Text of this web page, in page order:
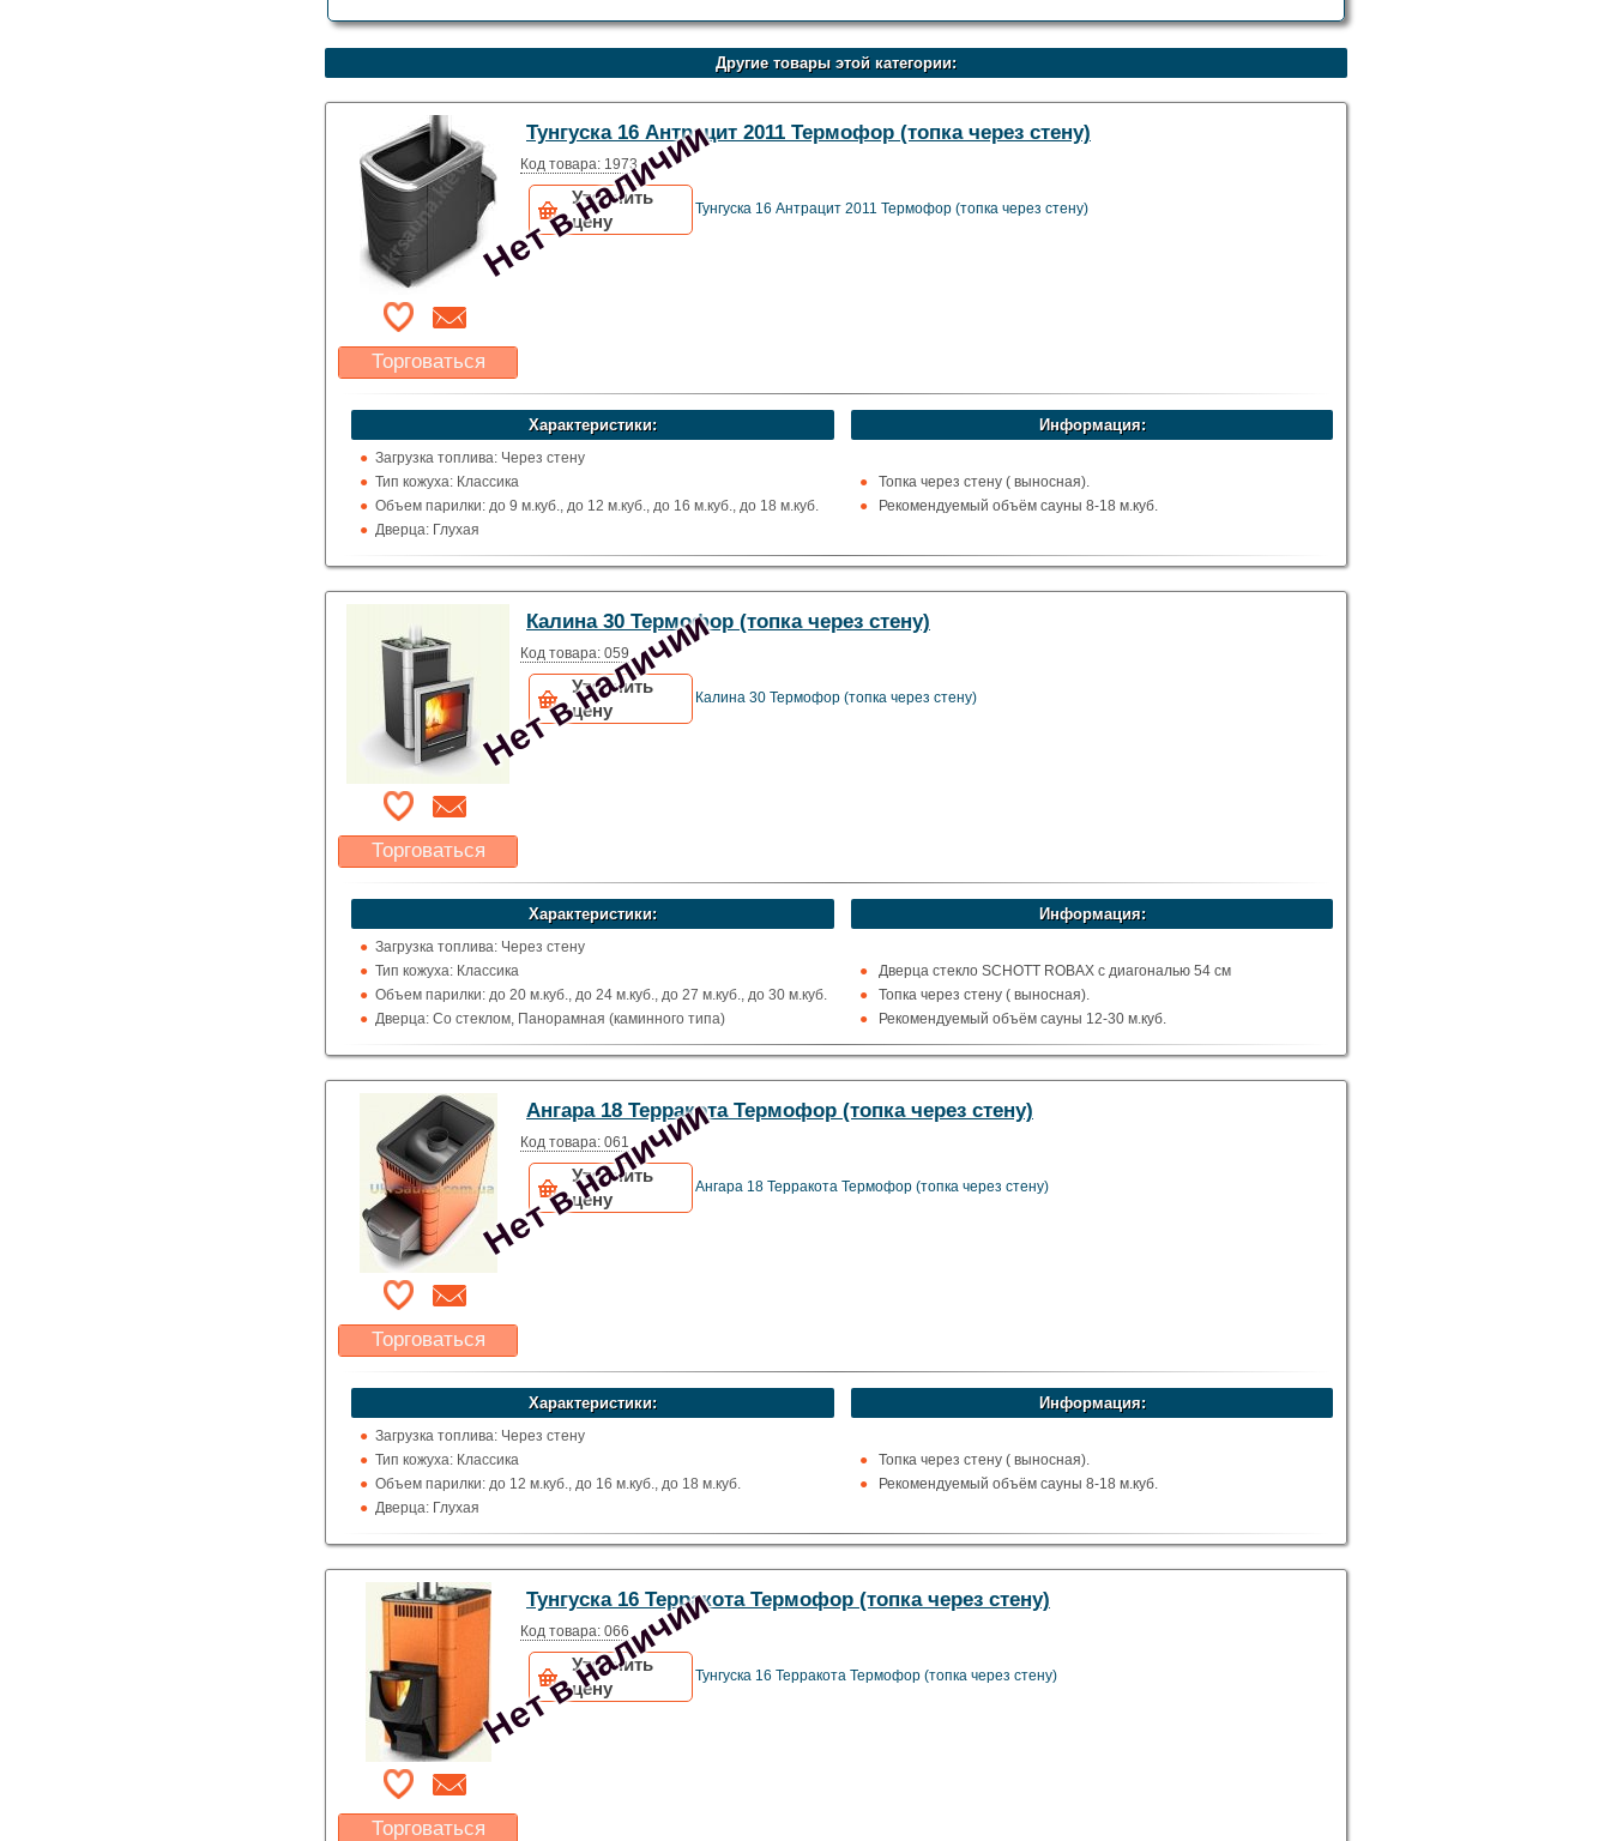
Другие товары этой категории:
Нет в наличии
Торговаться
Какая цена Вас
устроит?
Указать цену
Тунгуска 16 Антрацит 2011 Термофор (топка через стену)
Код товара: 1973
Уточнить
цену
Тунгуска 16 Антрацит 2011 Термофор (топка через стену)
Характеристики:
Загрузка топлива: Через стену
Тип кожуха: Классика
Объем парилки: до 9 м.куб., до 12 м.куб., до 16 м.куб., до 18 м.куб.
Дверца: Глухая
Выход дымохода: Вверх
Использование: Для дома
Производитель: Термофор
Информация:
Топка через стену ( выносная).
Рекомендуемый объём сауны 8-18 м.куб.
Нет в наличии
Торговаться
Какая цена Вас
устроит?
Указать цену
Калина 30 Термофор (топка через стену)
Код товара: 059
Уточнить
цену
Калина 30 Термофор (топка через стену)
Характеристики:
Загрузка топлива: Через стену
Тип кожуха: Классика
Объем парилки: до 20 м.куб., до 24 м.куб., до 27 м.куб., до 30 м.куб.
Дверца: Со стеклом, Панорамная (каминного типа)
Выход дымохода: Вверх
Использование: Для дома, Для коммерции
Производитель: Термофор
Информация:
Дверца стекло SCHOTT ROBAX с диагональю 54 см
Топка через стену ( выносная).
Рекомендуемый объём сауны 12-30 м.куб.
Нет в наличии
Торговаться
Какая цена Вас
устроит?
Указать цену
Ангара 18 Терракота Термофор (топка через стену)
Код товара: 061
Уточнить
цену
Ангара 18 Терракота Термофор (топка через стену)
Характеристики:
Загрузка топлива: Через стену
Тип кожуха: Классика
Объем парилки: до 12 м.куб., до 16 м.куб., до 18 м.куб.
Дверца: Глухая
Выход дымохода: Вверх
Использование: Для дома
Производитель: Термофор
Информация:
Топка через стену ( выносная).
Рекомендуемый объём сауны 8-18 м.куб.
Нет в наличии
Торговаться
Тунгуска 16 Терракота Термофор (топка через стену)
Код товара: 066
Уточнить
цену
Тунгуска 16 Терракота Термофор (топка через стену)